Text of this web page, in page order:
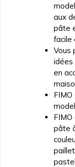
aux
pâte
facile
Vous
idées
en
pâte